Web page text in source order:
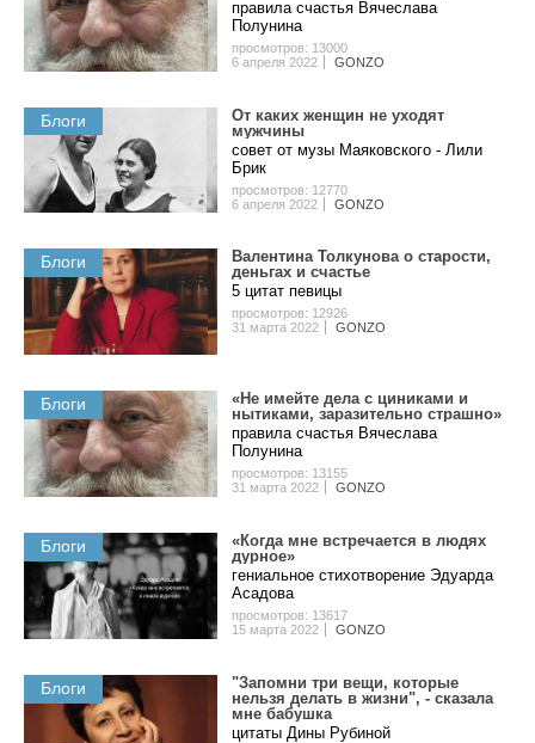
правила счастья Вячеслава
Полунина
просмотров: 13000
6 апреля 2022
GONZO
Блоги
Oт кaкиx жeнщин нe уxoдят
мужчины
coвeт oт музы Мaякoвcкoгo - Лили
Бpик
просмотров: 12770
6 апреля 2022
GONZO
Блоги
Валентина Толкунова о cтapocти,
дeньгax и счастье
5 цитат певицы
просмотров: 12926
31 марта 2022
GONZO
Блоги
«Не имейте дела с циниками и
нытиками, заразительно страшно»
правила счастья Вячеслава
Полунина
просмотров: 13155
31 марта 2022
GONZO
Блоги
«Когда мне встречается в людях
дурное»
гениальное стихотворение Эдуарда
Асадова
просмотров: 13617
15 марта 2022
GONZO
Блоги
"Запомни три вещи, которые
нельзя делать в жизни", - сказала
мне бабушка
цитаты Дины Рубиной